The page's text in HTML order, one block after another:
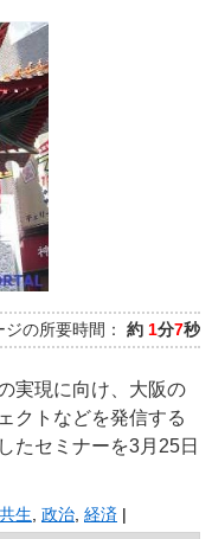
ジの所要時間： 約 1分7秒
実現に向け、大阪の
クトなどを発信する
たセミナーを3月25日
生, 政治, 経済 |